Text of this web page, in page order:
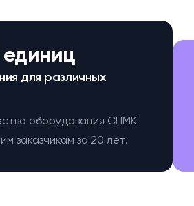
единиц
для различных
оборудования СПМК
заказчикам за 20 лет.